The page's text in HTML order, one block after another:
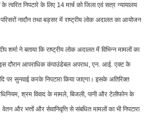
त्वरित निपटारे के लिए 14 मार्च को जिला एवं सत्र न्यायालय
नादौन तथा बड़सर में राष्ट्रीय लोक अदालत का आयोजन
ने बताया कि राष्ट्रीय लोक अदालत में विभिन्न मामलों का
इस दौरान आपराधिक कंपाउंडेबल अपराध, एन. आई. एक्ट के
सुनवाई करके निपटारा किया जाएगा। इसके अतिरिक्त
श्रम विवाद के मामले, बिजली, पानी और टेलीफोन के
और भत्तों और सेवानिवृत्ति से संबधित मामलों का भी निपटारा